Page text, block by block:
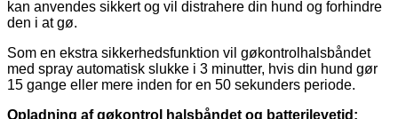
kan anvendes sikkert og vil distrahere din hund og forhindre
den i at gø.
Som en ekstra sikkerhedsfunktion vil gøkontrolhalsbåndet
med spray automatisk slukke i 3 minutter, hvis din hund gør
15 gange eller mere inden for en 50 sekunders periode.
Opladning af gøkontrol halsbåndet og batterilevetid: